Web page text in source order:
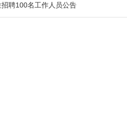
聘100名工作人员公告